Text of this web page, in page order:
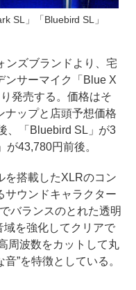
SL」「Bluebird SL」
ンズブランドより、宅
ンサーマイク「Blue X
発売する。価格はそ
ナップと店頭予想価格
、「Bluebird SL」が3
43,780円前後。
を搭載したXLRのコン
サウンドキャラクター
バランスのとれた透明
域を強化してクリアで
周波数をカットして丸
”を特徴としている。